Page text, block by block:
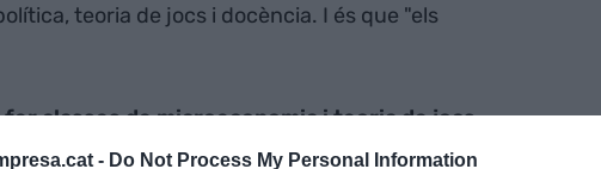
- Do Not Process My Personal Information
teoria de jocs i docència. I és que "els
classes de microeconomia i teoria de jocs.